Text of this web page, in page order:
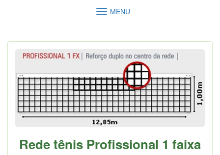
navigation
MENU
Rede tênis Profissional 1 faixa